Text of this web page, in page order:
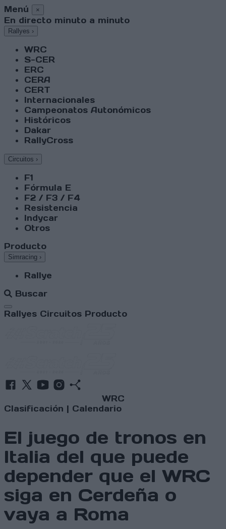
Menú ×
En directo minuto a minuto
Rallyes ›
WRC
S-CER
ERC
CERA
CERT
Internacionales
Campeonatos Autonómicos
Históricos
Dakar
RallyCross
Circuitos ›
F1
Fórmula E
F2 / F3 / F4
Resistencia
Indycar
Otros
Producto
Simracing ›
Rallye
Buscar
Abrir menú
Rallyes Circuitos Producto
WRC
Clasificación | Calendario
El juego de tronos en
Italia del que puede
depender que el WRC
siga en Cerdeña o
vaya a Roma